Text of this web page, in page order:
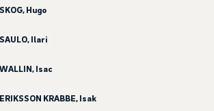
SKOG, Hugo
SAULO, Ilari
WALLIN, Isac
ERIKSSON KRABBE, Isak